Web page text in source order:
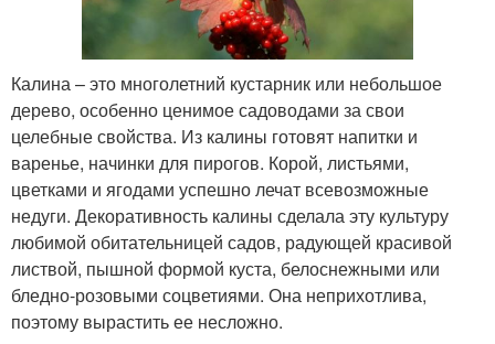
Калина – это многолетний кустарник или небольшое
дерево, особенно ценимое садоводами за свои
целебные свойства. Из калины готовят напитки и
варенье, начинки для пирогов. Корой, листьями,
цветками и ягодами успешно лечат всевозможные
недуги. Декоративность калины сделала эту культуру
любимой обитательницей садов, радующей красивой
листвой, пышной формой куста, белоснежными или
бледно-розовыми соцветиями. Она неприхотлива,
поэтому вырастить ее несложно.